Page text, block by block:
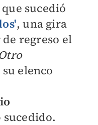
sucedió
, una gira
regreso el
elenco